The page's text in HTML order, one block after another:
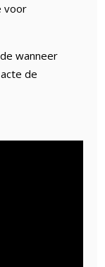
voor
wanneer
de